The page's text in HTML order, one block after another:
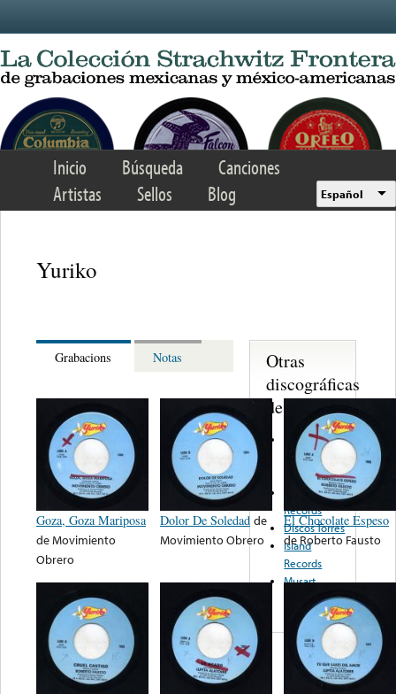
Inicio Búsqueda
Canciones
Artistas
Sellos Blog Español
Yuriko
Grabacions Notas
Goza, Goza Mariposa
deMovimiento
Obrero
Dolor De Soledad de
Movimiento Obrero
El Chocolate Espeso
deRoberto Fausto
Otras
discográficas
de nota ...
Sigala
Record
Productions
Tipico
Records
Discos Torres
Island
Records
Musart
Norteño